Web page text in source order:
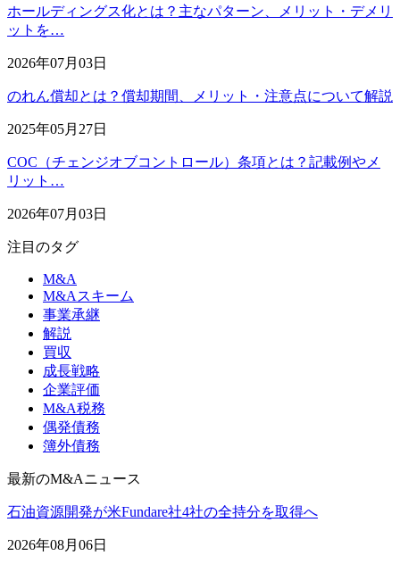
ホールディングス化とは？主なパターン、メリット・デメリ
ットを…
2026年07月03日
のれん償却とは？償却期間、メリット・注意点について解説
2025年05月27日
COC（チェンジオブコントロール）条項とは？記載例やメ
リット…
2026年07月03日
注目のタグ
M&A
M&Aスキーム
事業承継
解説
買収
成長戦略
企業評価
M&A税務
偶発債務
簿外債務
最新のM&Aニュース
石油資源開発が米Fundare社4社の全持分を取得へ
2026年08月06日